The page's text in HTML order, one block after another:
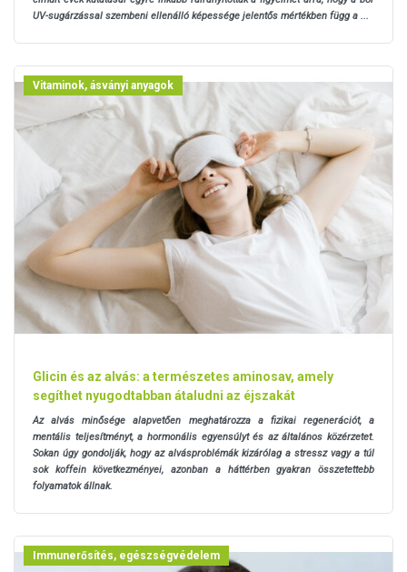
UV-sugárzással szembeni ellenálló képessége jelentős mértékben függ a ...
Vitaminok, ásványi anyagok
Glicin és az alvás: a természetes aminosav, amely
segíthet nyugodtabban átaludni az éjszakát
Az alvás minősége alapvetően meghatározza a fizikai regenerációt, a
mentális teljesítményt, a hormonális egyensúlyt és az általános közérzetet.
Sokan úgy gondolják, hogy az alvásproblémák kizárólag a stressz vagy a túl
sok koffein következményei, azonban a háttérben gyakran összetettebb
folyamatok állnak.
Immunerősítés, egészségvédelem